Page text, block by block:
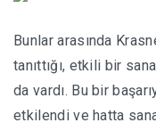
Bunlar arasında
tanıttığı, etkili bir
da vardı. Bu bir
etkilendi ve hatta